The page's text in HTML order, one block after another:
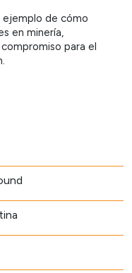
ejemplo de cómo
en minería,
para el